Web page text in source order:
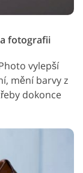
fotografii
vylepší
mění barvy z
dokonce